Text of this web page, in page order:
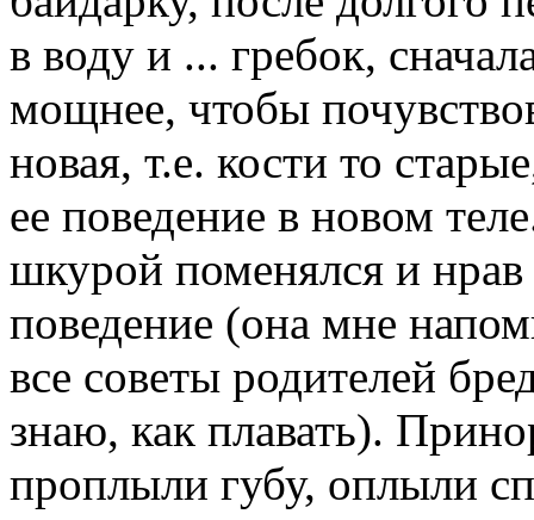
в воду и ... гребок,
мощнее, чтобы
новая, т.е. кости то
ее поведение в новом
шкурой поменялся и
поведение (она мне
все советы родителей
знаю, как плавать).
проплыли губу, оплыли